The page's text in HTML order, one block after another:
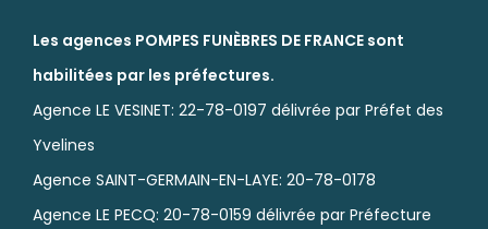
Les agences POMPES FUNÈBRES DE FRANCE sont
habilitées par les préfectures.
Agence LE VESINET: 22-78-0197 délivrée par Préfet des
Yvelines
Agence SAINT-GERMAIN-EN-LAYE: 20-78-0178
Agence LE PECQ: 20-78-0159 délivrée par Préfecture